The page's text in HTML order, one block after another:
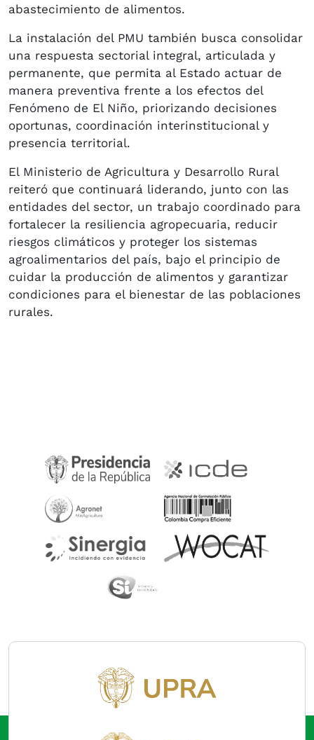
abastecimiento de alimentos.
La instalación del PMU también busca consolidar
una respuesta sectorial integral, articulada y
permanente, que permita al Estado actuar de
manera preventiva frente a los efectos del
Fenómeno de El Niño, priorizando decisiones
oportunas, coordinación interinstitucional y
presencia territorial.
El Ministerio de Agricultura y Desarrollo Rural
reiteró que continuará liderando, junto con las
entidades del sector, un trabajo coordinado para
fortalecer la resiliencia agropecuaria, reducir
riesgos climáticos y proteger los sistemas
agroalimentarios del país, bajo el principio de
cuidar la producción de alimentos y garantizar
condiciones para el bienestar de las poblaciones
rurales.